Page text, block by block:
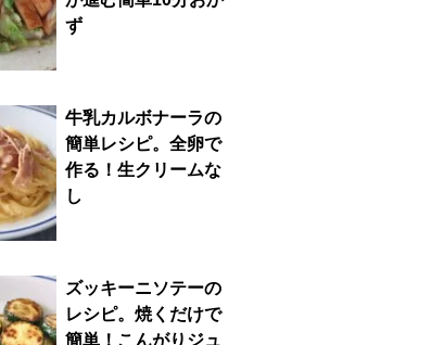
ず
牛乳カルボナーラの
簡単レシピ。全卵で
作る！生クリームな
し
ズッキーニソテーの
レシピ。焼くだけで
簡単！こんがりジュ